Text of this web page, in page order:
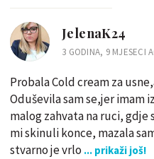
JelenaK24
3 GODINA, 9 MJESECI
Probala Cold cream za
Oduševila sam se,jer imam
malog zahvata na ruci,
mi skinuli konce, mazala
stvarno je vrlo ... prikaži još!